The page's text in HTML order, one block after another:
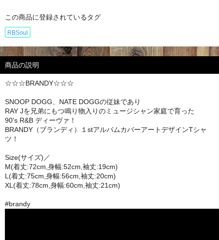
この商品に登録されているタグ
RBSoul
商品の説明
☆☆☆BRANDY☆☆☆
SNOOP DOGG、NATE DOGGの従妹であり
RAY Jを兄弟にもつ鳴り物入りのミュージシャン家庭で育った
90's R&B ディーヴァ！
BRANDY（ブランディ）１stアルバムカバーアートデザインTシャ
ツ！
Size(サイズ)／
M(着丈:72cm,身幅:52cm,袖丈:19cm)
L(着丈:75cm,身幅:56cm,袖丈:20cm)
XL(着丈:78cm,身幅:60cm,袖丈:21cm)
#brandy